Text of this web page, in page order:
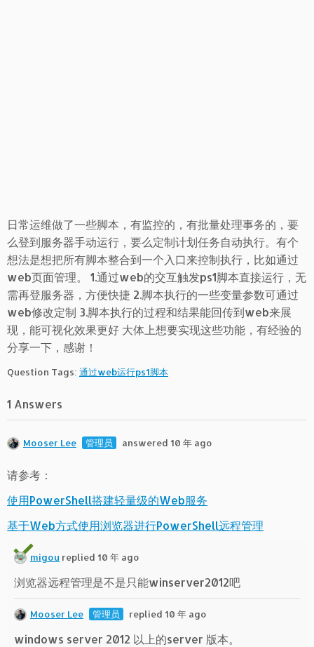
日常运维做了一些脚本，有监控的，有批量处理事务的，要
么登到服务器手动运行，要么定制计划任务自动执行。有个
想法是想把所有脚本整合到一个入口来控制执行，比如通过
web页面管理。 1.通过web的交互触发ps1脚本直接运行，无
需再登服务器，方便快捷 2.脚本执行的一些变量参数可通过
web修改定制 3.脚本执行的过程和结果能回传到web来展
现，能可视化效果更好 大体上想要实现这些功能，有经验的
分享一下，感谢！
Question Tags: 通过web运行ps1脚本
1 Answers
Mooser Lee 管理员 answered 10 年 ago
请参考：
使用PowerShell搭建轻量级的Web服务
基于Web方式使用浏览器进行PowerShell远程管理
migou replied 10 年 ago
浏览器远程管理是不是只能winserver2012吧
Mooser Lee 管理员 replied 10 年 ago
windows server 2012 以上的server 版本。